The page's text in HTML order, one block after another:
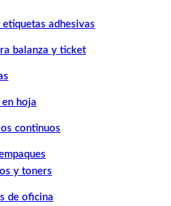
etiquetas adhesivas
balanza y ticket
en hoja
continuos
y toners
de oficina